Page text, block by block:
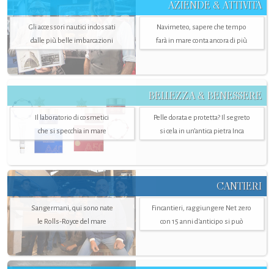
AZIENDE & ATTIVITÀ
Gli accessori nautici indossati
dalle più belle imbarcazioni
Navimeteo, sapere che tempo
farà in mare conta ancora di più
BELLEZZA & BENESSERE
Il laboratorio di cosmetici
che si specchia in mare
Pelle dorata e protetta? Il segreto
si cela in un’antica pietra Inca
CANTIERI
Sangermani, qui sono nate
le Rolls-Royce del mare
Fincantieri, raggiungere Net zero
con 15 anni d'anticipo si può